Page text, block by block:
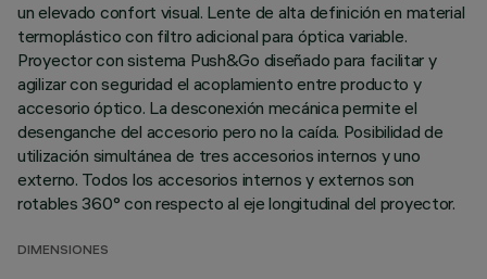
un elevado confort visual. Lente de alta definición en material
termoplástico con filtro adicional para óptica variable.
Proyector con sistema Push&Go diseñado para facilitar y
agilizar con seguridad el acoplamiento entre producto y
accesorio óptico. La desconexión mecánica permite el
desenganche del accesorio pero no la caída. Posibilidad de
utilización simultánea de tres accesorios internos y uno
externo. Todos los accesorios internos y externos son
rotables 360° con respecto al eje longitudinal del proyector.
DIMENSIONES